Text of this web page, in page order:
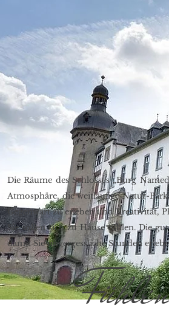
Die Räume des Schlosses „Burg
Atmosphäre, die weitläufige Natur-
Gegenwart zu erleben und Kreativität,
Sie sollen sich zu Hause fühlen. Die
damit Sie unvergessliche Stunden